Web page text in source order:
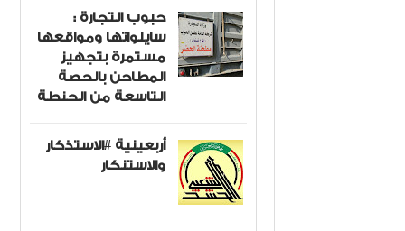
حبوب التجارة :
سايلواتها ومواقعها
مستمرة بتجهيز
المطاحن بالحصة
التاسعة من الحنطة
أربعينية #الاستذكار
والاستنكار